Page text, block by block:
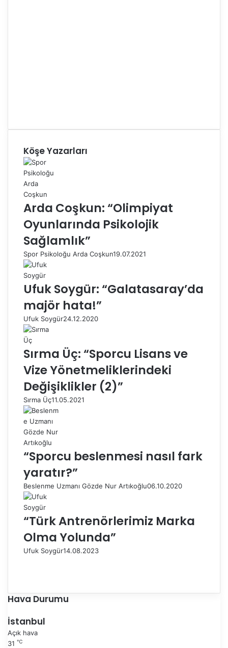
Köşe Yazarları
Arda Coşkun: “Olimpiyat
Oyunlarında Psikolojik
Sağlamlık”
Spor Psikoloğu Arda Coşkun19.07.2021
Ufuk Soygür: “Galatasaray’da
majör hata!”
Ufuk Soygür24.12.2020
Sırma Üç: “Sporcu Lisans ve
Vize Yönetmeliklerindeki
Değişiklikler (2)”
Sırma Üç11.05.2021
“Sporcu beslenmesi nasıl fark
yaratır?”
Beslenme Uzmanı Gözde Nur Artıkoğlu06.10.2020
“Türk Antrenörlerimiz Marka
Olma Yolunda”
Ufuk Soygür14.08.2023
e
k
s
a
n
k
i
Hava Durumu
İstanbul
Açık hava
31 ℃